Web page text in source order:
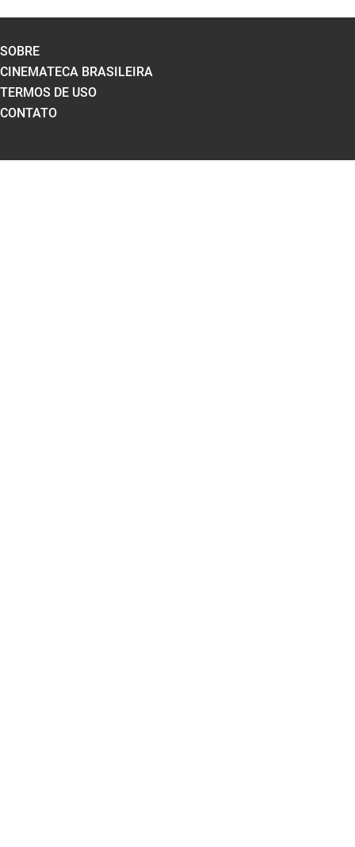
SOBRE
CINEMATECA BRASILEIRA
TERMOS DE USO
CONTATO